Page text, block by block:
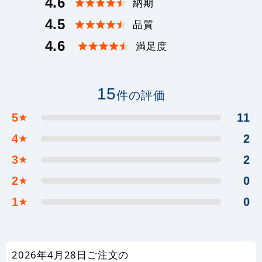
納期
4.5 品質
4.6 満足度
15件の評価
5★
11
4★
2
3★
2
2★
0
1★ 0
2026年4月28日ご注文の